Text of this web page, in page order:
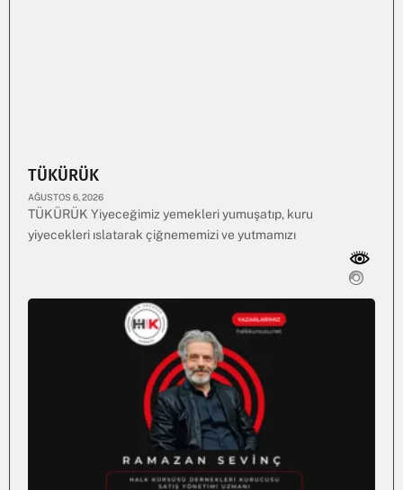
TÜKÜRÜK
AĞUSTOS 6, 2026
TÜKÜRÜK Yiyeceğimiz yemekleri yumuşatıp, kuru
yiyecekleri ıslatarak çiğnememizi ve yutmamızı